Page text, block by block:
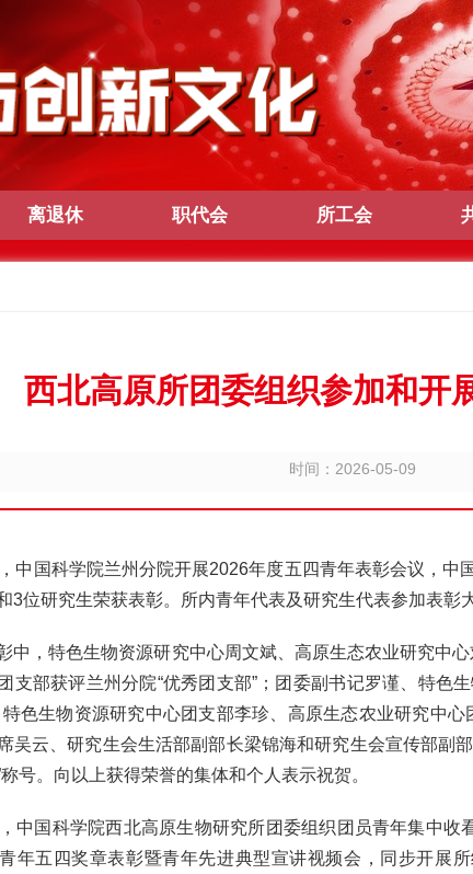
离退休 职代会 所工会
西北高原所团委组织参加和开
时间：2026-05-09
中国科学院兰州分院开展2026年度五四青年表彰会议，中
3位研究生荣获表彰。所内青年代表及研究生代表参加表彰
中，特色生物资源研究中心周文斌、高原生态农业研究中
支部获评兰州分院“优秀团支部”；团委副书记罗谨、特色
特色生物资源研究中心团支部李珍、高原生态农业研究中心
吴云、研究生会生活部副部长梁锦海和研究生会宣传部副
号。向以上获得荣誉的集体和个人表示祝贺。
中国科学院西北高原生物研究所团委组织团员青年集中收
年五四奖章表彰暨青年先进典型宣讲视频会，同步开展